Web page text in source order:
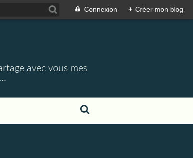
Connexion + Créer mon blog
avec vous mes